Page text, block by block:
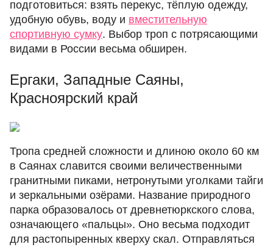
подготовиться: взять перекус, тёплую одежду,
удобную обувь, воду и вместительную
спортивную сумку. Выбор троп с потрясающими
видами в России весьма обширен.
Ергаки, Западные Саяны,
Красноярский край
Тропа средней сложности и длиною около 60 км
в Саянах славится своими величественными
гранитными пиками, нетронутыми уголками тайги
и зеркальными озёрами. Название природного
парка образовалось от древнетюркского слова,
означающего «пальцы». Оно весьма подходит
для растопыренных кверху скал. Отправляться